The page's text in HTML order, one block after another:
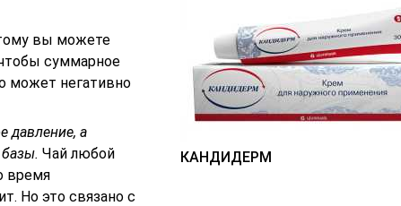
вы можете
суммарное
может негативно
давление, а
Чай любой
время
Но это связано с
КАНДИДЕРМ